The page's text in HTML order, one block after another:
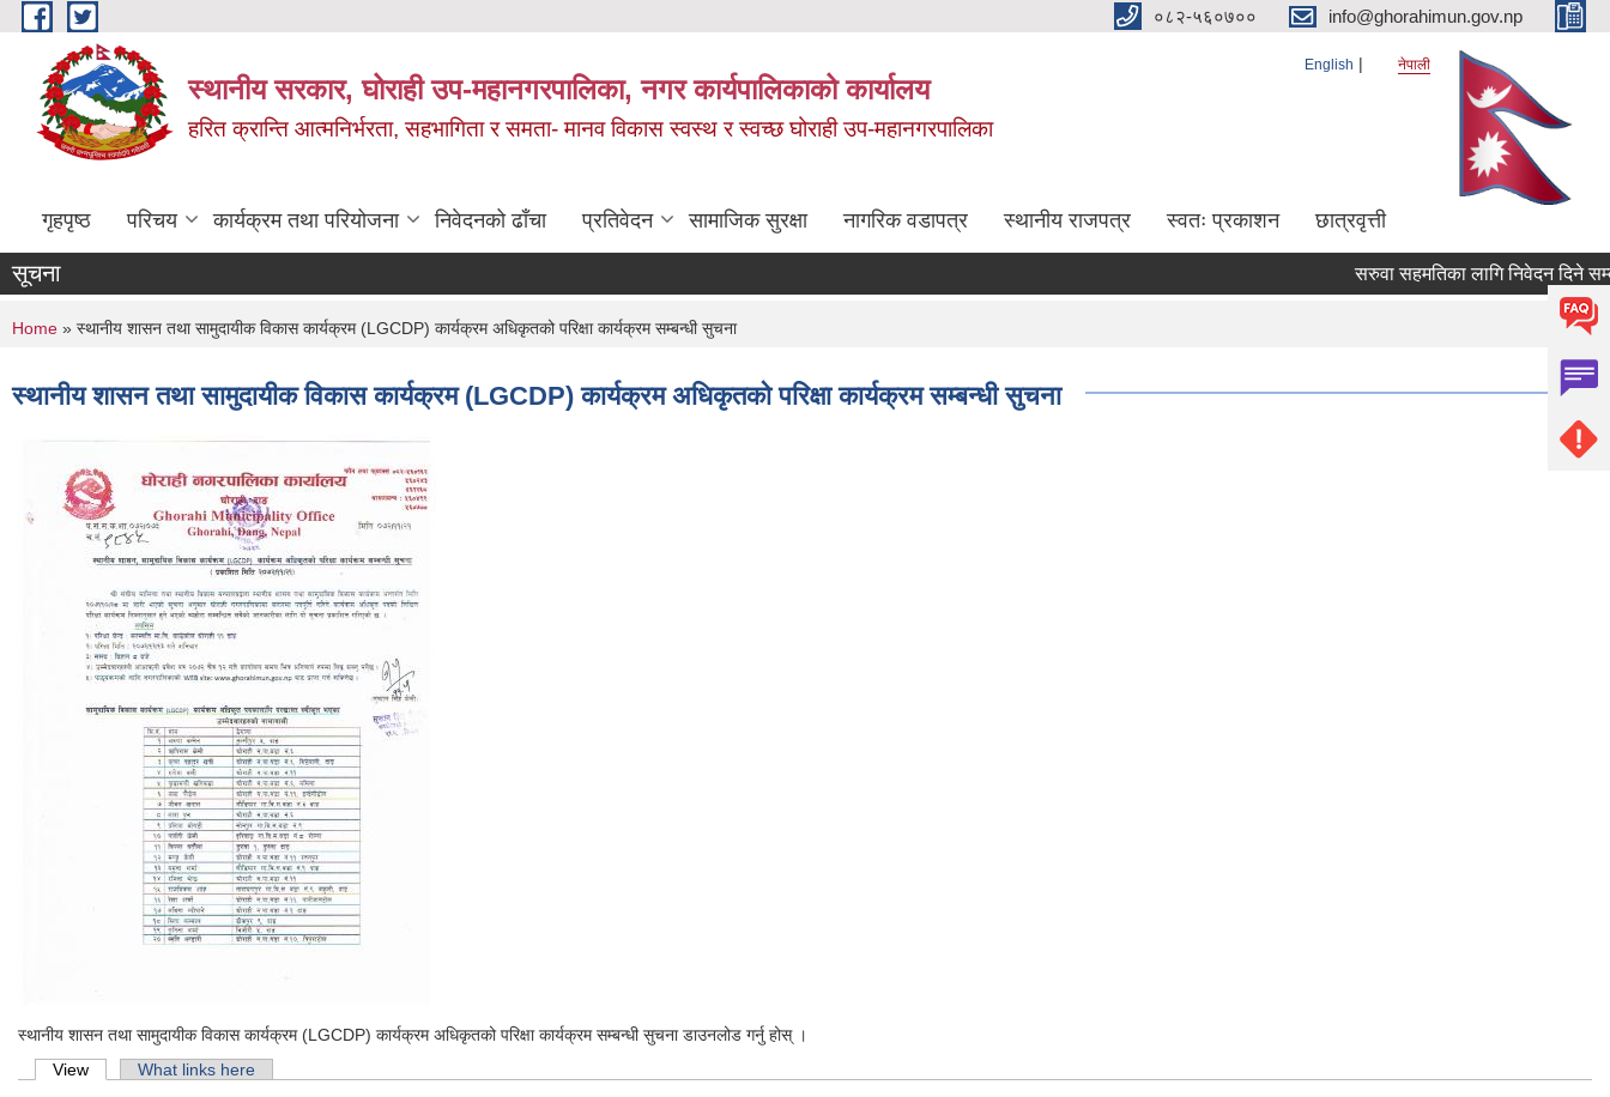
Skip to main content ०८२-५६०७०० info@ghorahimun.gov.np
स्थानीय सरकार, घोराही उप-महानगरपालिका, नगर कार्यपालिकाको कार्यालय
हरित क्रान्ति आत्मनिर्भरता, सहभागिता र समता- मानव विकास स्वस्थ र स्वच्छ घोराही उप-महानगरपालिका
English नेपाली
गृहपृष्ठ परिचय कार्यक्रम तथा परियोजना निवेदनको ढाँचा प्रतिवेदन सामाजिक सुरक्षा नागरिक वडापत्र स्थानीय राजपत्र स्वतः प्रकाशन छात्रवृत्ती
सूचना सरुवा सहमतिका लागि निवेदन दिने
You are here
Home » स्थानीय शासन तथा सामुदायीक विकास कार्यक्रम (LGCDP) कार्यक्रम अधिकृतको परिक्षा कार्यक्रम सम्बन्धी सुचना
स्थानीय शासन तथा सामुदायीक विकास कार्यक्रम (LGCDP) कार्यक्रम अधिकृतको परिक्षा कार्यक्रम सम्बन्धी सुचना
स्थानीय शासन तथा सामुदायीक विकास कार्यक्रम (LGCDP) कार्यक्रम अधिकृतको परिक्षा कार्यक्रम सम्बन्धी सुचना डाउनलोड गर्नु होस् ।
Primary tabs
View (active tab)What links here